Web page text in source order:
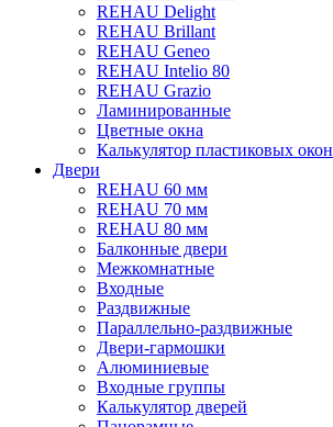
REHAU Delight
REHAU Brillant
REHAU Geneo
REHAU Intelio 80
REHAU Grazio
Ламинированные
Цветные окна
Калькулятор пластиковых окон
Двери
REHAU 60 мм
REHAU 70 мм
REHAU 80 мм
Балконные двери
Межкомнатные
Входные
Раздвижные
Параллельно-раздвижные
Двери-гармошки
Алюминиевые
Входные группы
Калькулятор дверей